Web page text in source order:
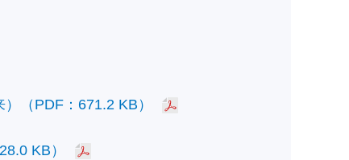
（PDF：671.2 KB）
KB）